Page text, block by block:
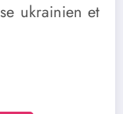
ukrainien et